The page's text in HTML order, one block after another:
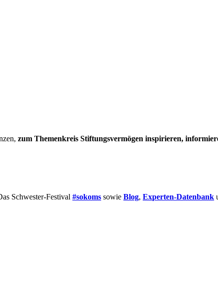
zum Themenkreis Stiftungsvermögen inspirieren,
Schwester-Festival#sokoms sowieBlog,Experten-Datenbank